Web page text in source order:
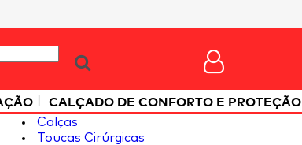
| CALÇADO DE CONFORTO E PROTEÇÃO
Calças
Toucas Cirúrgicas